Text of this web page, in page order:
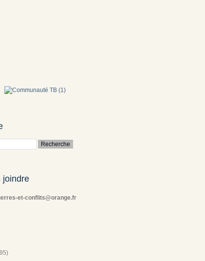
joindre
et-conflits@orange.fr